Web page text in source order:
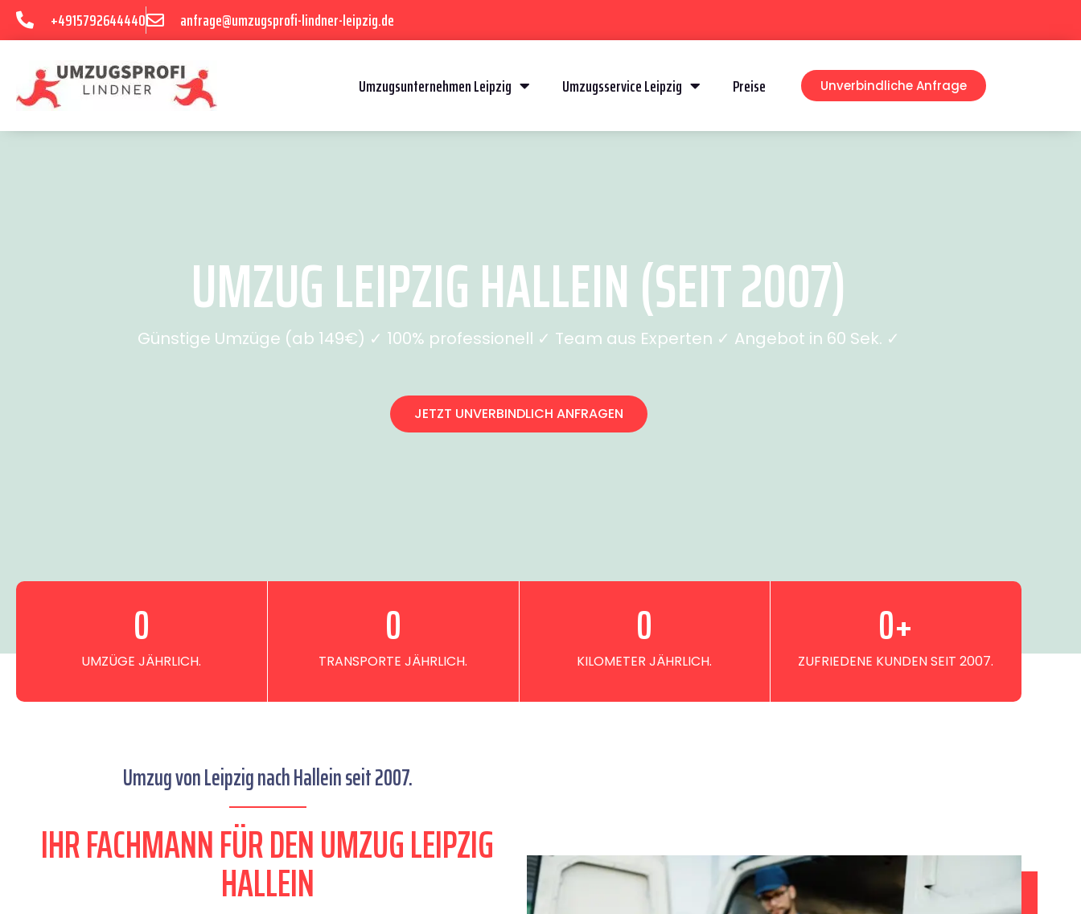
+4915792644440 anfrage@umzugsprofi-lindner-leipzig.de
Umzugsunternehmen Leipzig Umzugsservice Leipzig Preise Unverbindliche Anfrage
UMZUG LEIPZIG HALLEIN (SEIT 2007)
Günstige Umzüge (ab 149€) ✓ 100% professionell ✓ Team aus Experten ✓ Angebot in 60 Sek. ✓
JETZT UNVERBINDLICH ANFRAGEN
UMZÜGE JÄHRLICH.
0
TRANSPORTE JÄHRLICH.
0
KILOMETER JÄHRLICH.
0
ZUFRIEDENE KUNDEN SEIT 2007.
0+
Umzug von Leipzig nach Hallein seit 2007.
IHR FACHMANN FÜR DEN UMZUG LEIPZIG
HALLEIN